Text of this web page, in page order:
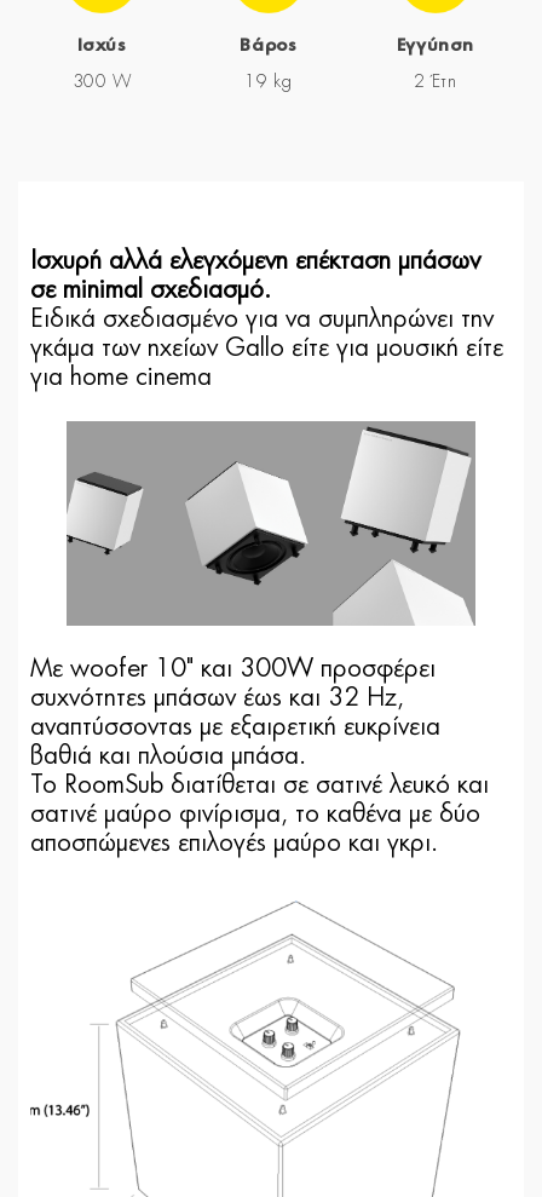
Ισχύς
300 W
Βάρος
19 kg
Εγγύηση
2 Έτη
Iσχυρή αλλά ελεγχόμενη επέκταση μπάσων
σε minimal σχεδιασμό.
Ειδικά σχεδιασμένο για να συμπληρώνει την
γκάμα των ηχείων Gallo είτε για μουσική είτε
για home cinema
Με woofer 10" και 300W προσφέρει
συχνότητες μπάσων έως και 32 Hz,
αναπτύσσοντας με εξαιρετική ευκρίνεια
βαθιά και πλούσια μπάσα.
Το RoomSub διατίθεται σε σατινέ λευκό και
σατινέ μαύρο φινίρισμα, το καθένα με δύο
αποσπώμενες επιλογές μαύρο και γκρι.